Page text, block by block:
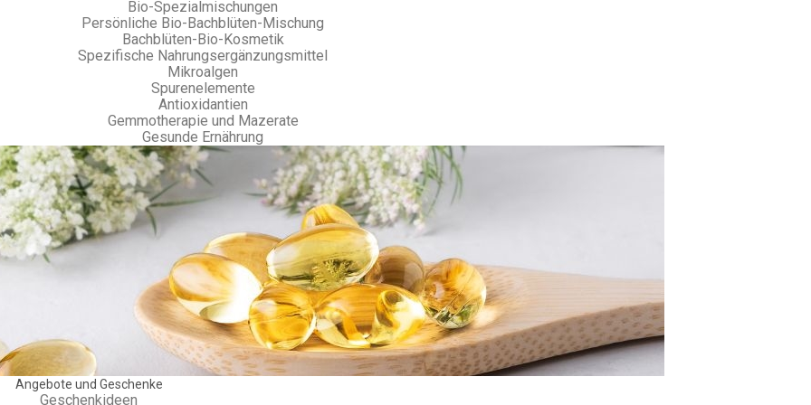
Bio-Spezialmischungen
Persönliche Bio-Bachblüten-Mischung
Bachblüten-Bio-Kosmetik
Spezifische Nahrungsergänzungsmittel
Mikroalgen
Spurenelemente
Antioxidantien
Gemmotherapie und Mazerate
Gesunde Ernährung
Angebote und Geschenke
Geschenkideen